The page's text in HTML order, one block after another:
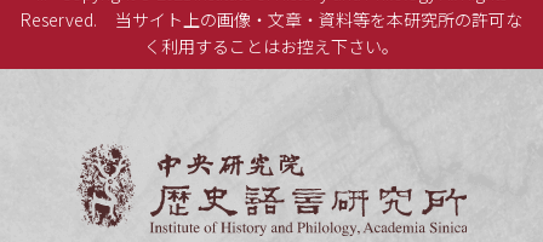
Reserved.
当サイト上の画像・文章・資料等を本研究所の許可な
く利用することはお控え下さい。